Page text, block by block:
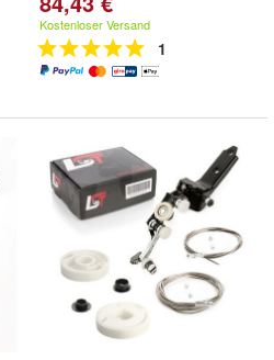
Kostenloser Versand
1